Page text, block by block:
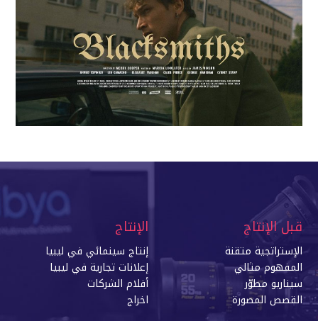
قبل الإنتاج
الإستراتجية متقنة
المفهوم مثالي
سيناريو مطوّر
القصص المصورة
الإنتاج
إنتاج سينمائي في ليبيا
إعلانات تجارية في ليبيا
أفلام الشركات
اخراج